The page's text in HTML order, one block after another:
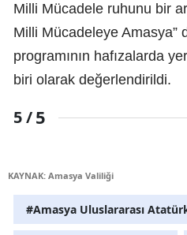
Milli Mücadele ruhunu bir
Milli Mücadeleye Amasya”
programının hafızalarda
biri olarak değerlendirildi.
5 /5
KAYNAK: Amasya Valiliği
#Amasya Uluslararası